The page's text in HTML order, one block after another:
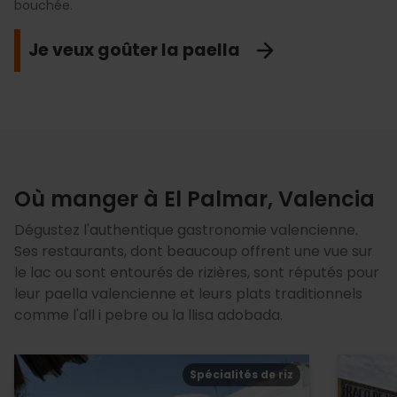
bouchée.
Je veux goûter la paella
ressentir la paix qui entoure cette zone humide unique.
Naviguez sur L'Albufera
Culturel Immatériel.
Profitez-en
Je ne vais pas manquer ça !
Où manger à El Palmar, Valencia
Dégustez l'authentique gastronomie valencienne.
Ses restaurants, dont beaucoup offrent une vue sur
le lac ou sont entourés de rizières, sont réputés pour
leur paella valencienne et leurs plats traditionnels
comme l'all i pebre ou la llisa adobada.
Spécialités de riz